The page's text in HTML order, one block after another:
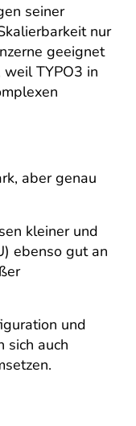
seiner
nur
geeignet
TYPO3 in
aber genau
kleiner und
ebenso gut an
und
sich auch